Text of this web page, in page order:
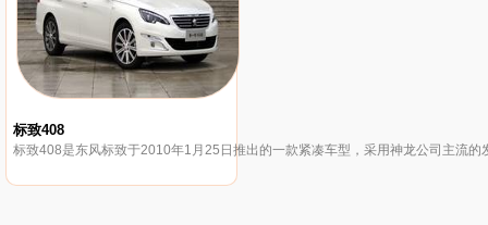
标致408
标致408是东风标致于2010年1月25日推出的一款紧凑车型，采用神龙公司主流的